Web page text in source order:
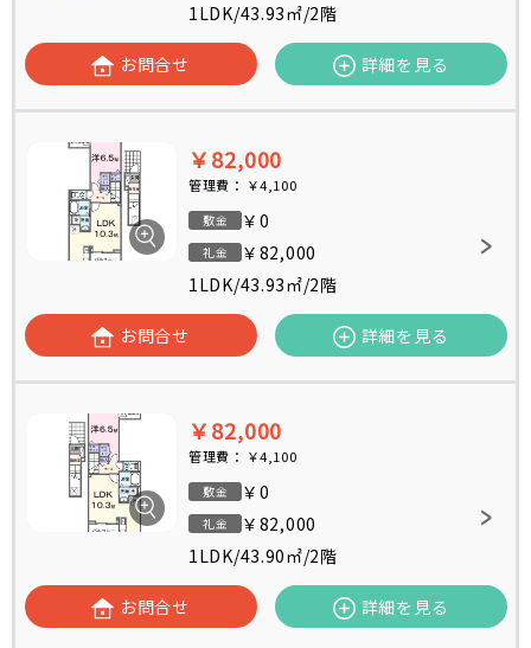
1LDK/43.93㎡/2階
お問合せ 詳細を見る
￥82,000
管理費： ￥4,100
敷金 ￥0
礼金
￥82,000
1LDK/43.93㎡/2階
お問合せ 詳細を見る
￥82,000
管理費： ￥4,100
敷金 ￥0
礼金
￥82,000
1LDK/43.90㎡/2階
お問合せ 詳細を見る